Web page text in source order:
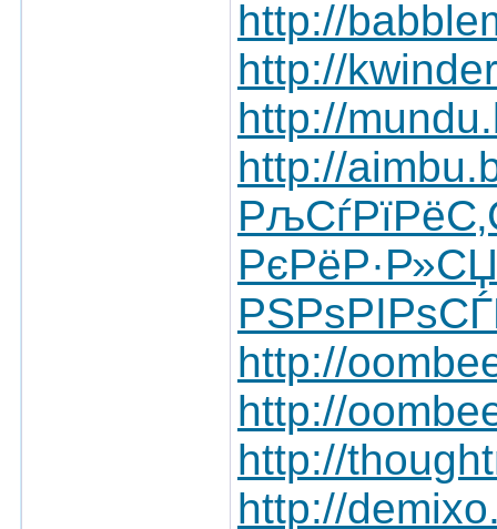
http://
http://
http://
http://
http://
http://
http://
http://